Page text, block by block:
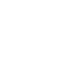
白色
：